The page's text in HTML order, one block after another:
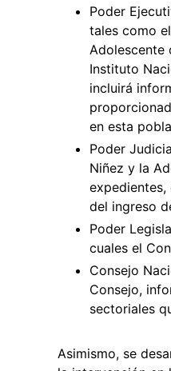
Poder
tales como
Adolescente
Instituto
incluirá
en esta
Poder
Niñez y la
del ingreso
Poder
cuales el
Consejo
Consejo,
sectoriales
Asimismo, se